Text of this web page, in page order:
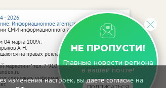
изменения настроек, вы даете согласие на
НЕ ПРОПУСТИ!
Главные новости региона
в вашей почте!
- 2026
Информационное агентство vRossii.ru
СМИ информационного агентства vRossii.ru
марта 2009г.
А. Н.
на правах рекламы.
маркетинг" тел. 7-910-267-70-40,
содержать информацию, не предназначенную